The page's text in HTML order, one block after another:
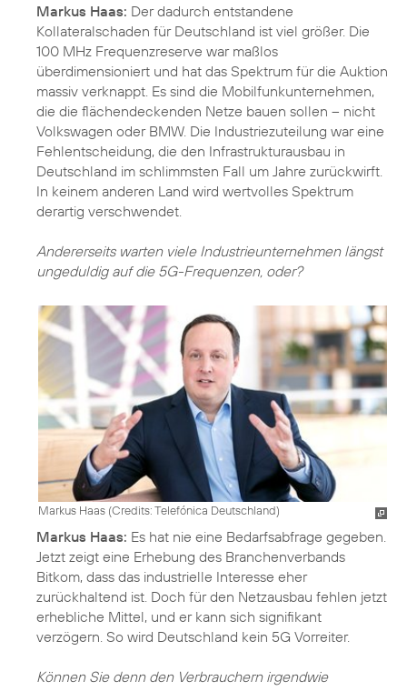
Markus Haas: Der dadurch entstandene
Kollateralschaden für Deutschland ist viel größer. Die
100 MHz Frequenzreserve war maßlos
überdimensioniert und hat das Spektrum für die Auktion
massiv verknappt. Es sind die Mobilfunkunternehmen,
die die flächendeckenden Netze bauen sollen – nicht
Volkswagen oder BMW. Die Industriezuteilung war eine
Fehlentscheidung, die den Infrastrukturausbau in
Deutschland im schlimmsten Fall um Jahre zurückwirft.
In keinem anderen Land wird wertvolles Spektrum
derartig verschwendet.
Andererseits warten viele Industrieunternehmen längst
ungeduldig auf die 5G-Frequenzen, oder?
Markus Haas (Credits: Telefónica Deutschland)
Markus Haas: Es hat nie eine Bedarfsabfrage gegeben.
Jetzt zeigt eine Erhebung des Branchenverbands
Bitkom, dass das industrielle Interesse eher
zurückhaltend ist. Doch für den Netzausbau fehlen jetzt
erhebliche Mittel, und er kann sich signifikant
verzögern. So wird Deutschland kein 5G Vorreiter.
Können Sie denn den Verbrauchern irgendwie